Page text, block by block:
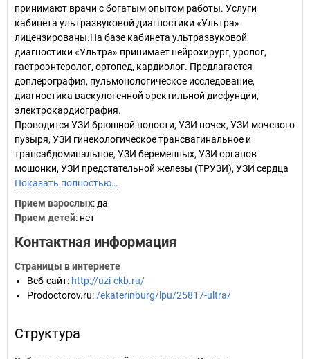
принимают врачи с богатым опытом работы. Услуги
кабинета ультразвуковой диагностики «Ультра»
лицензированы.На базе кабинета ультразвуковой
диагностики «Ультра» принимает нейрохирург, уролог,
гастроэнтеролог, ортопед, кардиолог. Предлагается
доплерография, пульмонологическое исследование,
диагностика васкулогенной эректильной дисфунции,
электрокардиография.
Проводится УЗИ брюшной полости, УЗИ почек, УЗИ мочевого
пузыря, УЗИ гинекологическое трансвагинальное и
трансабдоминальное, УЗИ беременных, УЗИ органов
мошонки, УЗИ предстательной железы (ТРУЗИ), УЗИ сердца
Показать полностью…
Прием взрослых: да
Прием детей: нет
Контактная информация
Страницы в интернете
Веб-сайт: http://uzi-ekb.ru/
Prodoctorov.ru: /ekaterinburg/lpu/25817-ultra/
Структура